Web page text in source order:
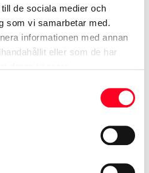
de sociala medier och
som vi samarbetar med.
informationen med annan
eller som de har
för att se om det däck
Om du köper däck som
fälgar, se till att kolla
dimension som